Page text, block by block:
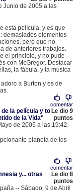
Junio de 2005 a las
esta película, y es que
demasiados elementos
pero que no
de anteriores trabajos.
el principio, y no pude
con McGregor. Destacar
la fábula, y la música
a Burton y es de
comentar
la película y to
de la Vida"
Le dio 9
puntos
de 2005 a las 19:42.
planeta de los
comentar
y... otras
Le dio 8
puntos
-- Sábado, 9 de Abril